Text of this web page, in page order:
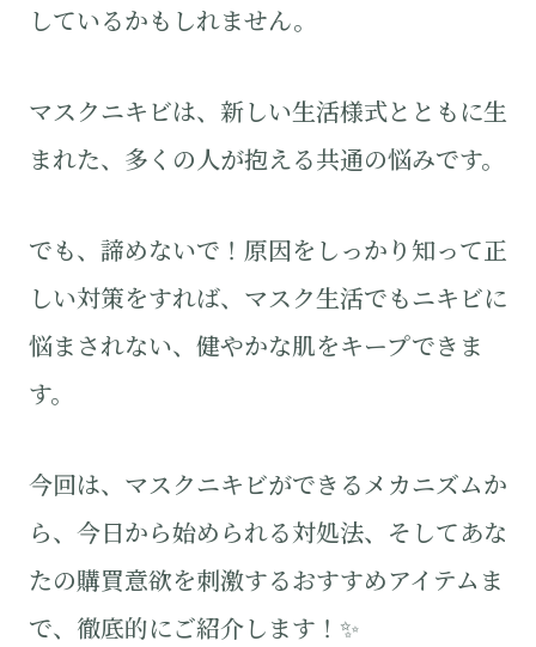
しているかもしれません。
マスクニキビは、新しい生活様式とともに生
まれた、多くの人が抱える共通の悩みです。
でも、諦めないで！原因をしっかり知って正
しい対策をすれば、マスク生活でもニキビに
悩まされない、健やかな肌をキープできま
す。
今回は、マスクニキビができるメカニズムか
ら、今日から始められる対処法、そしてあな
たの購買意欲を刺激するおすすめアイテムま
で、徹底的にご紹介します！✨